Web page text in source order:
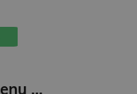
Penālis ar vienu nodalījumu, bez piederumiem, Paw Patrol